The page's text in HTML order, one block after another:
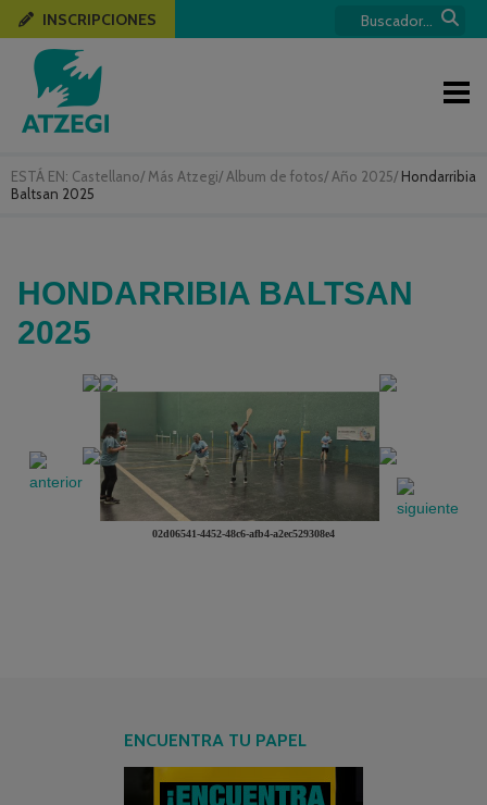
ESTÁ EN: Castellano/ Más Atzegi/ Album de fotos/ Año 2025/ Hondarribia
Baltsan 2025
INSCRIPCIONES
HONDARRIBIA BALTSAN
2025
02d06541-4452-48c6-afb4-a2ec529308e4
ENCUENTRA TU PAPEL